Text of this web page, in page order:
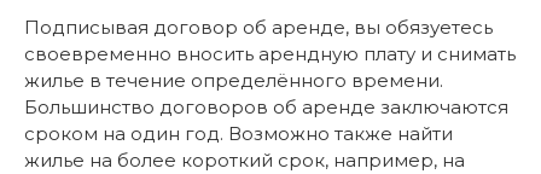
Подписывая договор об аренде, вы обязуетесь
своевременно вносить арендную плату и снимать
жилье в течение определённого времени.
Большинство договоров об аренде заключаются
сроком на один год. Возможно также найти
жилье на более короткий срок, например, на